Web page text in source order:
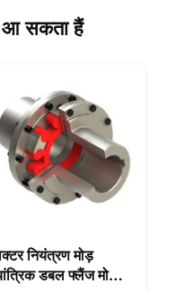
सकता हैं
नियंत्रण मोड़
डबल फ्लैंज मोड़